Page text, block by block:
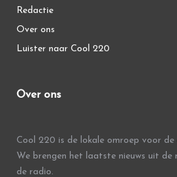
Redactie
Over ons
Luister naar Cool 220
Over ons
Cool 220 is de lokale omroep voor de
We brengen het laatste nieuws uit de
de radio.